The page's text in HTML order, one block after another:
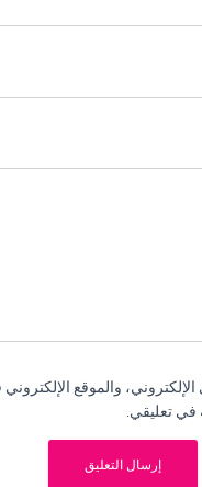
والموقع
في تعليقي.